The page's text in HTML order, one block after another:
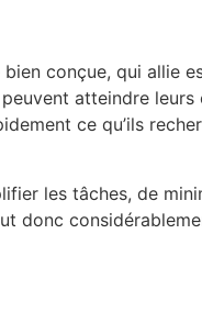
conçue, qui allie
atteindre leurs
ce qu’ils
les tâches, de
donc